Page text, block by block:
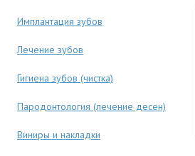
Имплантация зубов
Лечение зубов
Гигиена зубов (чистка)
Пародонтология (лечение десен)
Виниры и накладки